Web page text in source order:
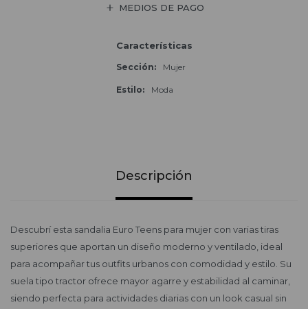
MEDIOS DE PAGO
Características
Sección Mujer
Estilo Moda
Descripción
Descubrí esta sandalia Euro Teens para mujer con varias tiras
superiores que aportan un diseño moderno y ventilado, ideal
para acompañar tus outfits urbanos con comodidad y estilo. Su
suela tipo tractor ofrece mayor agarre y estabilidad al caminar,
siendo perfecta para actividades diarias con un look casual sin